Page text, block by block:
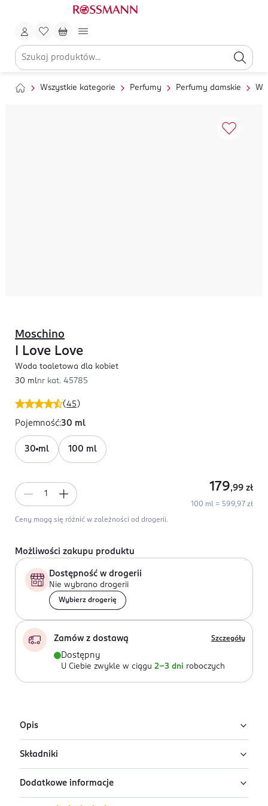
Wszystkie kategorie Perfumy Perfumy damskie
(45 )
Moschino
I Love Love
Woda toaletowa dla kobiet
30 mlnr kat. 45785
Pojemność:30 ml
30 ml 100 ml
179,99 zł
100 ml = 599,97 zł
Ceny mogą się różnić w zależności od drogerii.
Możliwości zakupu produktu
Dostępność w drogerii
Nie wybrano drogerii
Wybierz drogerię
Zamów z dostawą Szczegóły
Dostępny
U Ciebie zwykle w ciągu 2-3 dni roboczych
Opis
Moschino I Love Love to damska woda toaletowa o
kwiatowo-owocowej kompozycji z dodatkiem nuty
drzewnej.
Składniki
Ingredients: : ALCOHOL DENAT., SD ALCOHOL 39-C,
PARFUM, AQUA, LIMONENE, ETHYLHEXYL
Dodatkowe informacje